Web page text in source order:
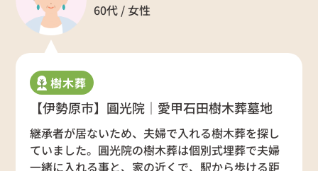
60代 / 女性
樹木葬
【伊勢原市】圓光院｜愛甲石田樹木葬墓地
継承者が居ないため、夫婦で入れる樹木葬を探し
ていました。圓光院の樹木葬は個別式埋葬で夫婦
一緒に入れる事と、家の近くで、駅から歩ける距